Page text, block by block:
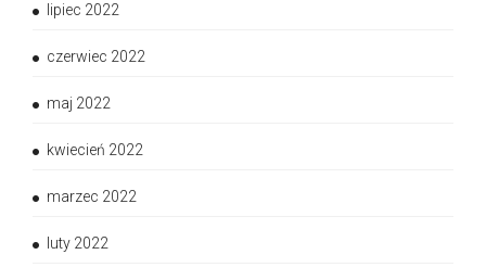
lipiec 2022
czerwiec 2022
maj 2022
kwiecień 2022
marzec 2022
luty 2022